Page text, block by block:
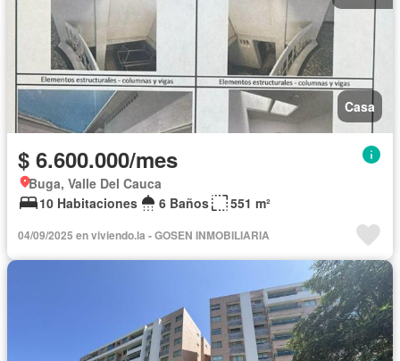
Casa
$ 6.600.000/mes
Buga, Valle Del Cauca
10 Habitaciones
6 Baños 551 m²
04/09/2025 en viviendo.la - GOSEN INMOBILIARIA